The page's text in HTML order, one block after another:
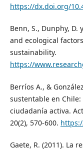
https://dx.doi.org/
Benn, S., Dunphy,
and ecological
sustainability.
https://
Berríos A., &
sustentable en
ciudadanía activa.
20(2), 570-600.
Gaete, R. (2011). La